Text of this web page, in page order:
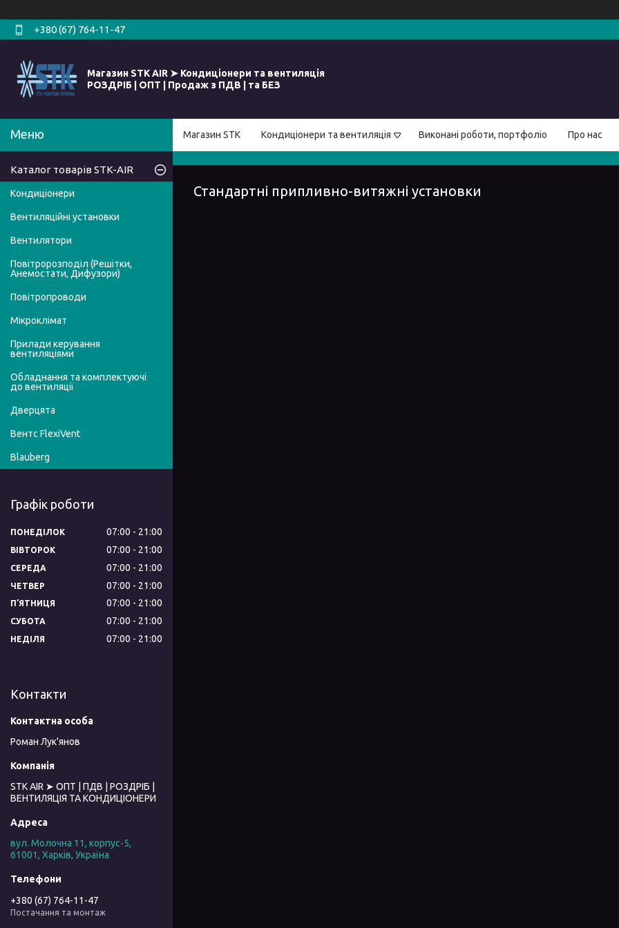
+380 (67) 764-11-47
Магазин STK AIR ➤ Кондиціонери та вентиляція
РОЗДРІБ | ОПТ | Продаж з ПДВ | та БЕЗ
Магазин STK Кондиціонери та вентиляція Виконані роботи, портфоліо Про нас
Стандартні припливно-витяжні установки
Каталог товарів STK-AIR
Кондиціонери
Вентиляційні установки
Вентилятори
Повітророзподіл (Решітки,
Анемостати, Дифузори)
Повітропроводи
Мікроклімат
Прилади керування
вентиляціями
Обладнання та комплектуючі
до вентиляції
Дверцята
Вентс FlexiVent
Blauberg
Графік роботи
ПОНЕДІЛОК 07:00 21:00
ВІВТОРОК 07:00 21:00
СЕРЕДА 07:00 21:00
ЧЕТВЕР 07:00 21:00
ПʼЯТНИЦЯ 07:00 21:00
СУБОТА 07:00 21:00
НЕДІЛЯ 07:00 21:00
Контакти
Роман Лук'янов
STK AIR ➤ ОПТ | ПДВ | РОЗДРІБ |
ВЕНТИЛЯЦІЯ ТА КОНДИЦІОНЕРИ
вул. Молочна 11, корпус-5,
61001, Харків, Україна
+380 (67) 764-11-47
Постачання та монтаж